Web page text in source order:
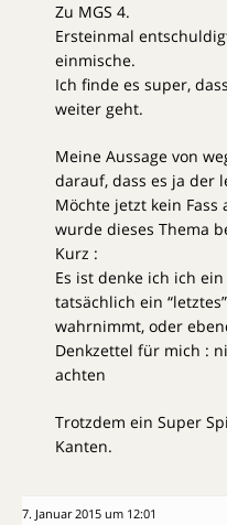
Zu MGS 4.
Ersteinmal
einmische.
Ich finde es super,
weiter geht.
Meine Aussage von
darauf, dass es ja der
Möchte jetzt kein
wurde dieses Thema
Kurz :
Es ist denke ich ich
tatsächlich ein
wahrnimmt, oder
Denkzettel für mich :
achten
Trotzdem ein Super
Kanten.
7. Januar 2015 um 12:01